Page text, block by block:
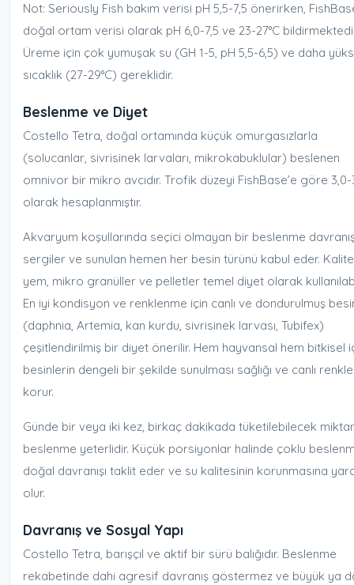
Not: Seriously Fish bakım verisi pH 5,5-7,5 önerirken,
doğal ortam verisi olarak pH 6,0-7,5 ve 23-27°C
Üreme için çok yumuşak su (GH 1-5, pH 5,5-6,5) ve daha
sıcaklık (27-29°C) gereklidir.
Beslenme ve Diyet
Costello Tetra, doğal ortamında küçük omurgasızlarla
(solucanlar, sivrisinek larvaları, mikrokabuklular) beslenen
omnivor bir mikro avcıdır. Trofik düzeyi FishBase’e göre 3,0-
olarak hesaplanmıştır.
Akvaryum koşullarında seçici olmayan bir beslenme
sergiler ve sunulan hemen her besin türünü kabul eder.
yem, mikro granüller ve pelletler temel diyet olarak
En iyi kondisyon ve renklenme için canlı ve dondurulmuş
(daphnia, Artemia, kan kurdu, sivrisinek larvası, Tubifex)
çeşitlendirilmiş bir diyet önerilir. Hem hayvansal hem bitkisel
besinlerin dengeli bir şekilde sunulması sağlığı ve canlı
korur.
Günde bir veya iki kez, birkaç dakikada tüketilebilecek
beslenme yeterlidir. Küçük porsiyonlar halinde çoklu
doğal davranışı taklit eder ve su kalitesinin korunmasına
olur.
Davranış ve Sosyal Yapı
Costello Tetra, barışçıl ve aktif bir sürü balığıdır. Beslenme
rekabetinde dahi agresif davranış göstermez ve büyük ya